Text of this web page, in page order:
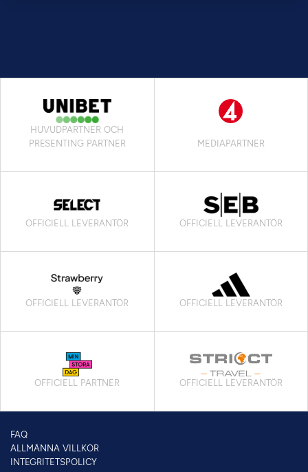
HUVUDPARTNER OCH
PRESENTING PARTNER
MEDIAPARTNER
OFFICIELL LEVERANTÖR OFFICIELL LEVERANTÖR
OFFICIELL LEVERANTÖR OFFICIELL LEVERANTÖR
OFFICIELL PARTNER OFFICIELL LEVERANTÖR
FAQ
ALLMÄNNA VILLKOR
INTEGRITETSPOLICY